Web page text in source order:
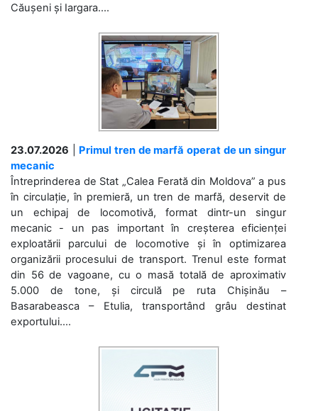
Căușeni și Iargara....
23.07.2026
Primul tren de marfă operat de un singur
mecanic
Întreprinderea de Stat „Calea Ferată din Moldova” a pus
în circulație, în premieră, un tren de marfă, deservit de
un echipaj de locomotivă, format dintr-un singur
mecanic - un pas important în creșterea eficienței
exploatării parcului de locomotive și în optimizarea
organizării procesului de transport. Trenul este format
din 56 de vagoane, cu o masă totală de aproximativ
5.000 de tone, și circulă pe ruta Chișinău –
Basarabeasca – Etulia, transportând grâu destinat
exportului....